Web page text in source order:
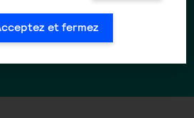
prévoyance / frais de
collectives nationales
et fermez